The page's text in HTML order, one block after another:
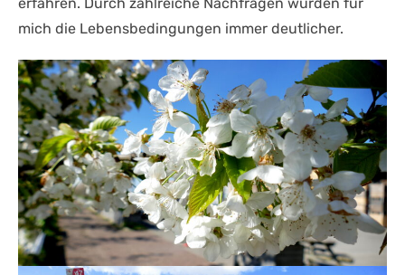
mich die Lebensbedingungen immer deutlicher.